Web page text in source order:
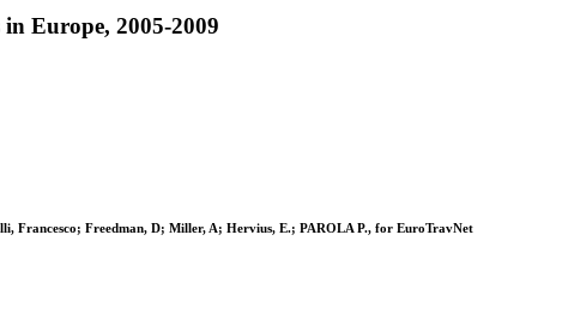
Europe, 2005-2009
Francesco; Freedman, D; Miller, A; Hervius, E.; PAROLA P., for EuroTravNet